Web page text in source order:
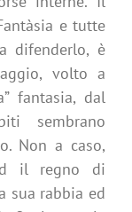
e tutte
difenderlo, è
volto a
fantasia, dal
sembrano
Non a caso,
il regno di
sua rabbia ed